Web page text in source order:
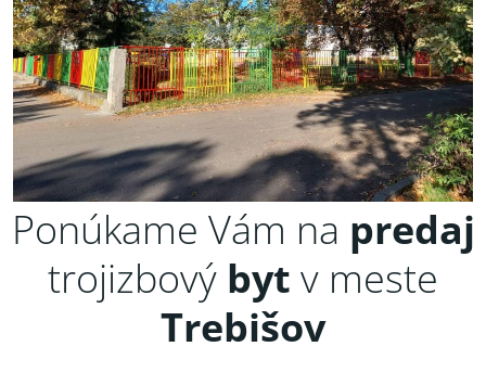
Ponúkame Vám na predaj
trojizbový byt v meste
Trebišov